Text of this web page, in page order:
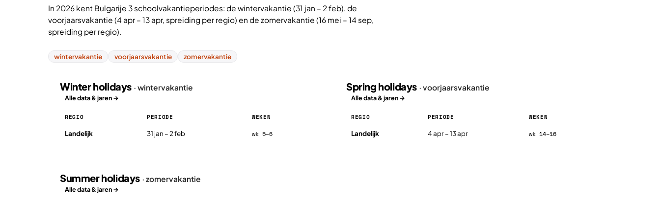
In 2026 kent Bulgarije 3 schoolvakantieperiodes: de wintervakantie (31 jan – 2 feb), de
voorjaarsvakantie (4 apr – 13 apr, spreiding per regio) en de zomervakantie (16 mei – 14 sep,
spreiding per regio).
wintervakantie voorjaarsvakantie zomervakantie
Winter holidays · wintervakantie
Alle data & jaren →
Winter holidays in Bulgarije 2026, per regio
REGIO PERIODE WEKEN
Landelijk 31 jan – 2 feb wk 5–6
Spring holidays · voorjaarsvakantie
Alle data & jaren →
Spring holidays in Bulgarije 2026, per regio
REGIO PERIODE WEKEN
Landelijk 4 apr – 13 apr wk 14–16
Summer holidays · zomervakantie
Alle data & jaren →